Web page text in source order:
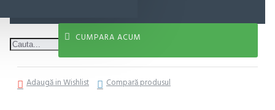
CUMPARA ACUM
Adaugă in Wishlist Compară produsul